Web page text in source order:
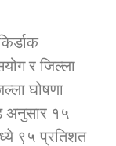
र जिल्ला
घोषणा
अनुसार १५
९५ प्रतिशत